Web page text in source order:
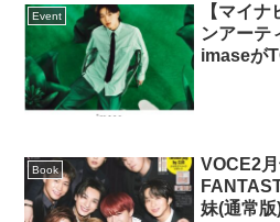
Event
【マイ
ンアーテ
imaseが
Book
VOCE2月
妹(通常